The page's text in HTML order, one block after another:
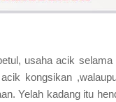
usaha acik
kongsikan
Yelah kadang itu